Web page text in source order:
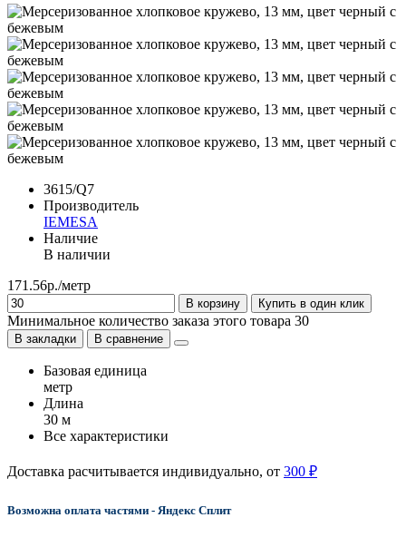
3615/Q7
Производитель
IEMESA
Наличие
В наличии
171.56р./метр
В корзину Купить в один клик
Минимальное количество заказа этого товара 30
В закладки В сравнение
Базовая единица
метр
Длина
30 м
Все характеристики
Доставка расчитывается индивидуально, от 300 ₽
Возможна оплата частями - Яндекс Сплит